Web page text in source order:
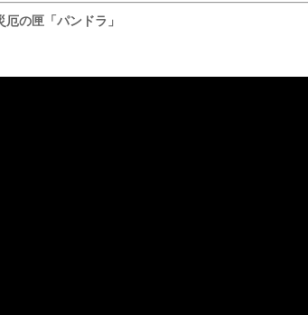
厄の匣「パンドラ」